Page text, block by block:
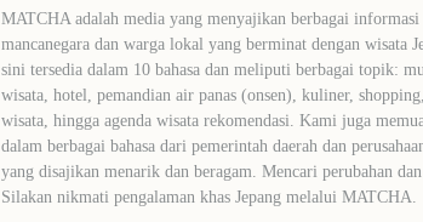
MATCHA adalah media yang menyajikan berbagai
mancanegara dan warga lokal yang berminat dengan wisata
sini tersedia dalam 10 bahasa dan meliputi berbagai topik:
wisata, hotel, pemandian air panas (onsen), kuliner,
wisata, hingga agenda wisata rekomendasi. Kami juga
dalam berbagai bahasa dari pemerintah daerah dan
yang disajikan menarik dan beragam. Mencari perubahan
Silakan nikmati pengalaman khas Jepang melalui MATCHA.